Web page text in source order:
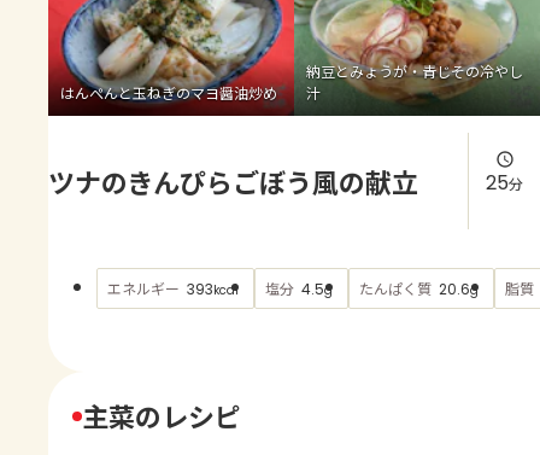
よくあるお問い合わせ
お買い物
AJINOMOTO PARK とは
はんぺんと玉ねぎのマヨ醤油炒め
納豆とみょうが・青じその冷やし
汁
ツナのきんぴらごぼう風の献立 25分
エネルギー 393kcal 塩分 4.5g たんぱく質 20.6g 脂質
主菜のレシピ